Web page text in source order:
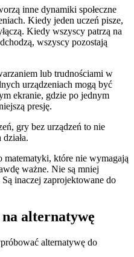
inne dynamiki społeczne
Kiedy jeden uczeń pisze,
Kiedy wszyscy patrzą na
wszyscy pozostają
lub trudnościami w
urządzeniach mogą być
ekranie, gdzie po jednym
presję.
gry bez urządzeń to nie
które nie wymagają
ważne. Nie są mniej
inaczej zaprojektowane do
alternatywę
alternatywę do